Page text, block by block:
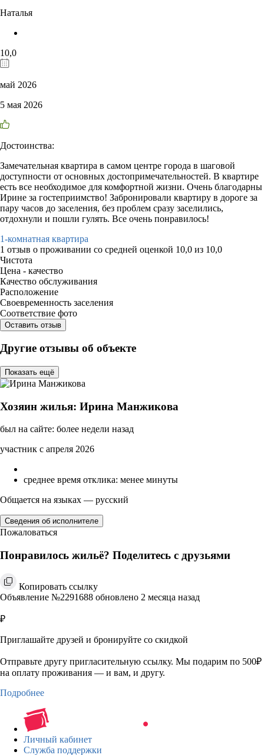
Наталья
10,0
май 2026
5 мая 2026
Достоинства:
Замечательная квартира в самом центре города в шаговой
доступности от основных достопримечательностей. В квартире
есть все необходимое для комфортной жизни. Очень благодарны
Ирине за гостеприимство! Забронировали квартиру в дороге за
пару часов до заселения, без проблем сразу заселились,
отдохнули и пошли гулять. Все очень понравилось!
1-комнатная квартира
1 отзыв о проживании со средней оценкой 10,0 из 10,0
Чистота
Цена - качество
Качество обслуживания
Расположение
Своевременность заселения
Соответствие фото
Оставить отзыв
Другие отзывы об объекте
Показать ещё
Хозяин жилья: Ирина Манжикова
был на сайте: более недели назад
участник с апреля 2026
среднее время отклика: менее минуты
Общается на языках — русский
Сведения об исполнителе
Пожаловаться
Понравилось жильё? Поделитесь с друзьями
Копировать ссылку
Объявление №2291688 обновлено 2 месяца назад
₽
Приглашайте друзей и бронируйте со скидкой
Отправьте другу пригласительную ссылку. Мы подарим по 500₽
на оплату проживания — и вам, и другу.
Подробнее
Личный кабинет
Служба поддержки